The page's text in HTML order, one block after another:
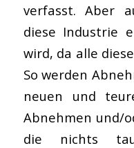
verfasst. Aber
diese Industrie
wird, da alle
So werden
neuen und
Abnehmen und/
die nichts